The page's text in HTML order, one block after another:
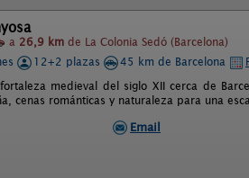
a 26,9 km de La Colonia Sedó (Barcelona)
12+2 plazas 45 km de Barcelona
medieval del siglo XII cerca de
cenas románticas y naturaleza para una
Email